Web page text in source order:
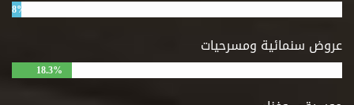
8%
عروض سنمائية ومسرحيات
18.3%